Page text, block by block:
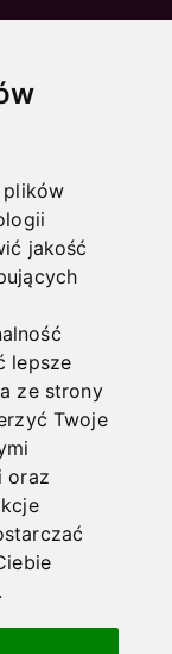
plików
jakość
lepsze
ze strony
Twoje
oraz